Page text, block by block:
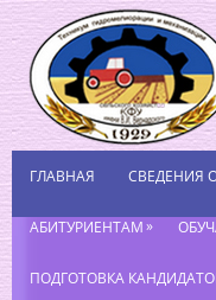
ГЛАВНАЯ СВЕДЕНИЯ
АБИТУРИЕНТАМ»
ПОДГОТОВКА